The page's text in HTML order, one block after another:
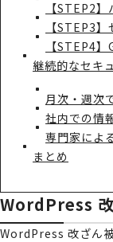
【STEP2
【STEP3
【STEP4
継続的なセキ
月次・週次
社内での情
専門家によ
まとめ
WordPress
WordPress 改ざん